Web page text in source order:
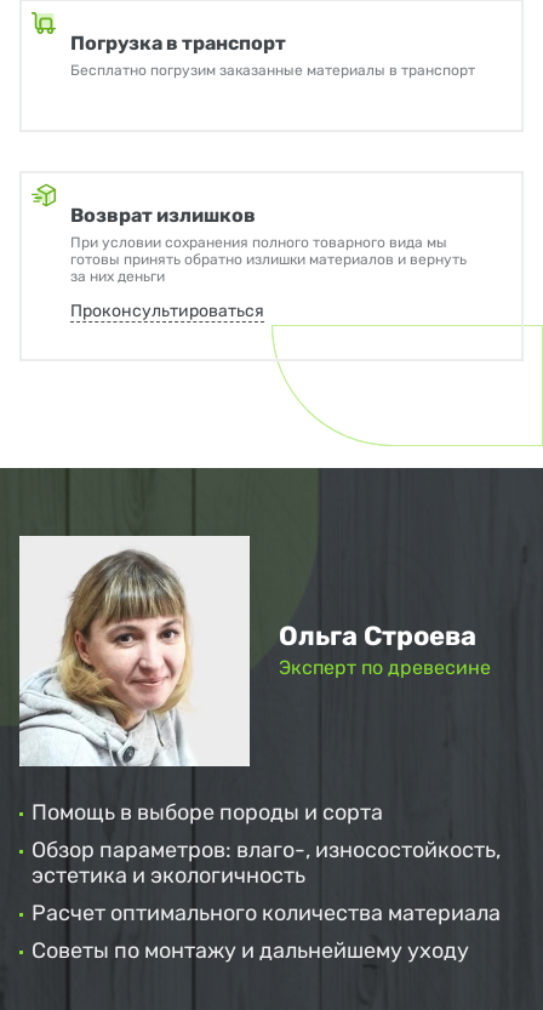
Погрузка в транспорт
Бесплатно погрузим заказанные материалы в транспорт
Возврат излишков
При условии сохранения полного товарного вида мы
готовы принять обратно излишки материалов и вернуть
за них деньги
Проконсультироваться
Ольга Строева
Эксперт по древесине
Помощь в выборе породы и сорта
Обзор параметров: влаго-, износостойкость,
эстетика и экологичность
Расчет оптимального количества материала
Советы по монтажу и дальнейшему уходу